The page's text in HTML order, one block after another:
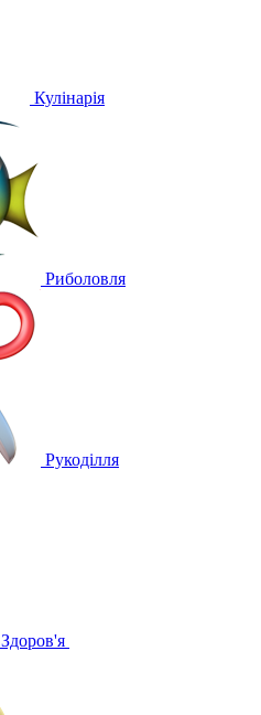
Кулінарія
Риболовля
Рукоділля
Здоров'я